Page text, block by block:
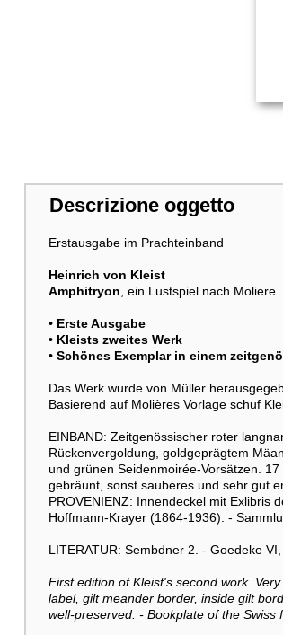
Descrizione oggetto
Erstausgabe im Prachteinband
Heinrich von Kleist
Amphitryon, ein Lustspiel nach
• Erste Ausgabe
• Kleists zweites Werk
• Schönes Exemplar in einem
Das Werk wurde von Müller
Basierend auf Molières Vorlage schuf
EINBAND: Zeitgenössischer roter
Rückenvergoldung, goldgeprägtem
und grünen Seidenmoirée-Vorsätzen.
gebräunt, sonst sauberes und sehr gut
PROVENIENZ: Innendeckel mit Exlibris
Hoffmann-Krayer (1864-1936). -
LITERATUR: Sembdner 2. - Goedeke
First edition of Kleist's second work.
label, gilt meander border, inside gilt
well-preserved. - Bookplate of the Swiss